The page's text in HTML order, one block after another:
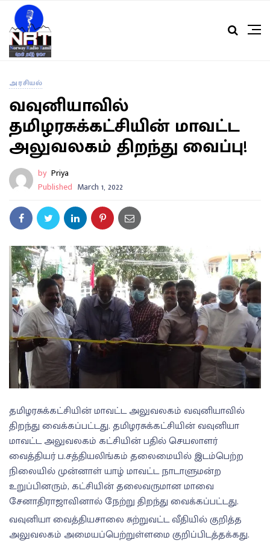
அரசியல்
வவுனியாவில்
தமிழரசுக்கட்சியின் மாவட்ட
அலுவலகம் திறந்து வைப்பு!
by Priya
Published March 1, 2022
தமிழரசுக்கட்சியின் மாவட்ட அலுவலகம் வவுனியாவில்
திறந்து வைக்கப்பட்டது. தமிழரசுக்கட்சியின் வவுனியா
மாவட்ட அலுவலகம் கட்சியின் பதில் செயலாளர்
வைத்தியர் ப.சத்தியலிங்கம் தலைமையில் இடம்பெற்ற
நிலையில் முன்னாள் யாழ் மாவட்ட நாடாளுமன்ற
உறுப்பினரும், கட்சியின் தலைவருமான மாவை
சேனாதிராஜாவினால் நேற்று திறந்து வைக்கப்பட்டது.
வவுனியா வைத்தியசாலை சுற்றுவட்ட வீதியில் குறித்த
அலுவலகம் அமையப்பெற்றுள்ளமை குறிப்பிடத்தக்கது.